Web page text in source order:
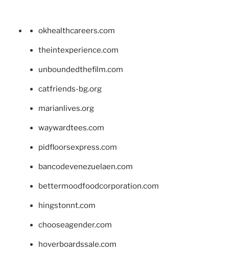
okhealthcareers.com
theintexperience.com
unboundedthefilm.com
catfriends-bg.org
marianlives.org
waywardtees.com
pidfloorsexpress.com
bancodevenezuelaen.com
bettermoodfoodcorporation.com
hingstonnt.com
chooseagender.com
hoverboardssale.com